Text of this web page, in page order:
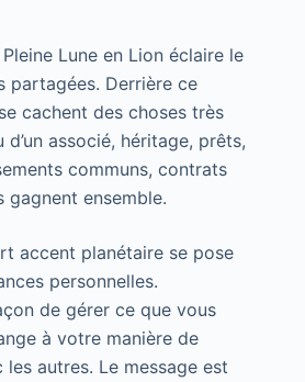
Pleine Lune en Lion éclaire le
partagées. Derrière ce
cachent des choses très
associé, héritage, prêts,
communs, contrats
gagnent ensemble.
accent planétaire se pose
personnelles.
de gérer ce que vous
à votre manière de
autres. Le message est